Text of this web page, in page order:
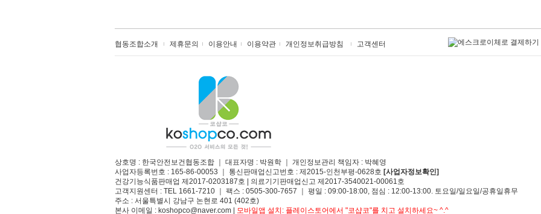
협동조합소개 제휴문의 이용안내 이용약관 개인정보취급방침 고객센터
상호명 : 한국안전보건협동조합 ｜ 대표자명 : 박원학 ｜ 개인정보관리 책임자 : 박혜영
사업자등록번호 : 165-86-00053 ｜ 통신판매업신고번호 : 제2015-인천부평-0628호 [사업자정보확인]
건강기능식품판매업 제2017-0203187호 | 의료기기판매업신고 제2017-3540021-00061호
고객지원센터 : TEL 1661-7210 ｜ 팩스 : 0505-300-7657 ｜ 평일 : 09:00-18:00, 점심 : 12:00-13:00. 토요일/일요일/공휴일휴무
주소 : 서울특별시 강남구 논현로 401 (402호)​
본사 이메일 : koshopco@naver.com | 모바일앱 설치: 플레이스토어에서 "코샵코"를 치고 설치하세요~ ^.^